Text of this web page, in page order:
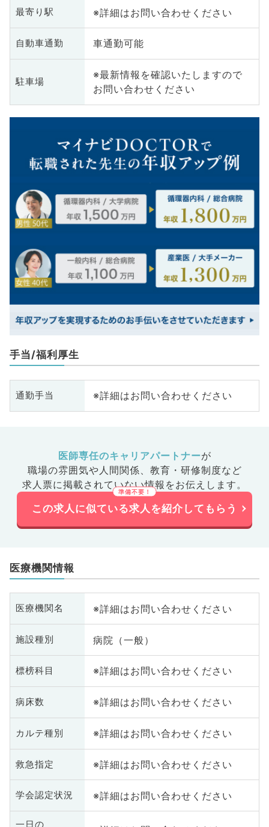
最寄り駅 ※詳細はお問い合わせください
自動車通勤 車通勤可能
駐車場
※最新情報を確認いたしますので
お問い合わせください
手当/福利厚生
通勤手当 ※詳細はお問い合わせください
医師専任のキャリアパートナーが
職場の雰囲気や人間関係、 教育・研修制度など
求人票に掲載されていない情報をお伝えします。
この求人に似ている求人を紹介してもらう
医療機関情報
医療機関名 ※詳細はお問い合わせください
施設種別 病院（一般）
標榜科目 ※詳細はお問い合わせください
病床数 ※詳細はお問い合わせください
カルテ種別 ※詳細はお問い合わせください
救急指定 ※詳細はお問い合わせください
学会認定状況 ※詳細はお問い合わせください
一日の